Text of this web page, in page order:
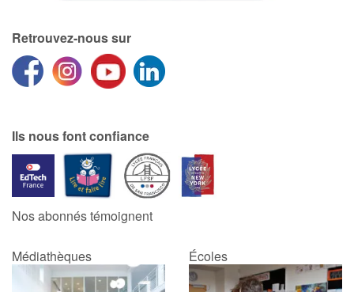
Retrouvez-nous sur
Ils nous font confiance
Nos abonnés témoignent
Médiathèques Écoles